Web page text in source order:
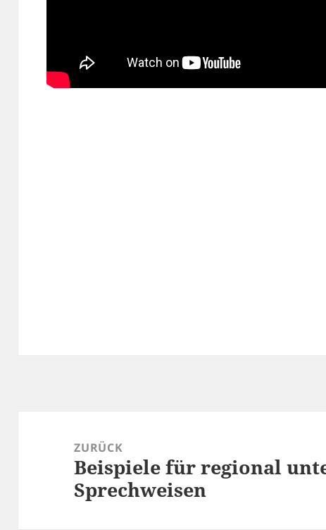
ZURÜCK
Vorheriger
Beitrag:
Beispiele für regional
Sprechweisen